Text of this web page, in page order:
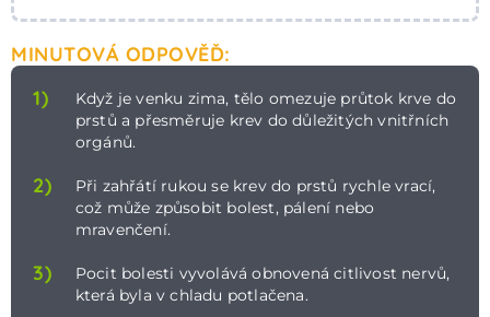
MINUTOVÁ ODPOVĚĎ:
1)
Když je venku zima, tělo omezuje průtok krve do
prstů a přesměruje krev do důležitých vnitřních
orgánů.
2)
Při zahřátí rukou se krev do prstů rychle vrací,
což může způsobit bolest, pálení nebo
mravenčení.
3)
Pocit bolesti vyvolává obnovená citlivost nervů,
která byla v chladu potlačena.